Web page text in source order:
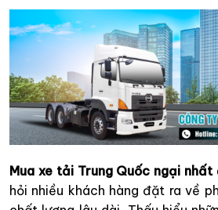
Mua xe tải Trung Quốc ngại nhất
hỏi nhiều khách hàng đặt ra về